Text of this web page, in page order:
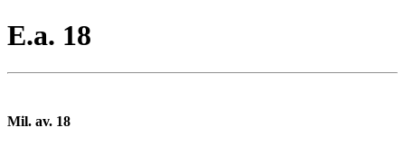
E.a. 18
Mil. av. 18